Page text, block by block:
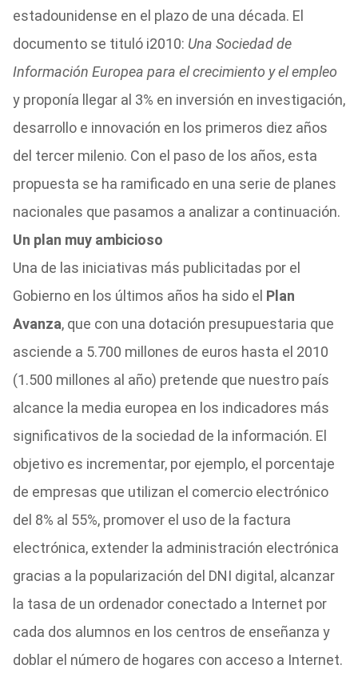
estadounidense en el plazo de una década. El
documento se tituló i2010: Una Sociedad de
Información Europea para el crecimiento y el empleo
y proponía llegar al 3% en inversión en investigación,
desarrollo e innovación en los primeros diez años
del tercer milenio. Con el paso de los años, esta
propuesta se ha ramificado en una serie de planes
nacionales que pasamos a analizar a continuación.
Un plan muy ambicioso
Una de las iniciativas más publicitadas por el
Gobierno en los últimos años ha sido el Plan
Avanza, que con una dotación presupuestaria que
asciende a 5.700 millones de euros hasta el 2010
(1.500 millones al año) pretende que nuestro país
alcance la media europea en los indicadores más
significativos de la sociedad de la información. El
objetivo es incrementar, por ejemplo, el porcentaje
de empresas que utilizan el comercio electrónico
del 8% al 55%, promover el uso de la factura
electrónica, extender la administración electrónica
gracias a la popularización del DNI digital, alcanzar
la tasa de un ordenador conectado a Internet por
cada dos alumnos en los centros de enseñanza y
doblar el número de hogares con acceso a Internet.